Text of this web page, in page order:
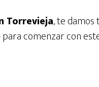
Torrevieja, te damos
comenzar con